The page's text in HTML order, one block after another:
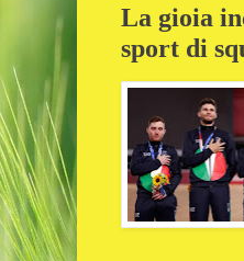
La gioia
sport di